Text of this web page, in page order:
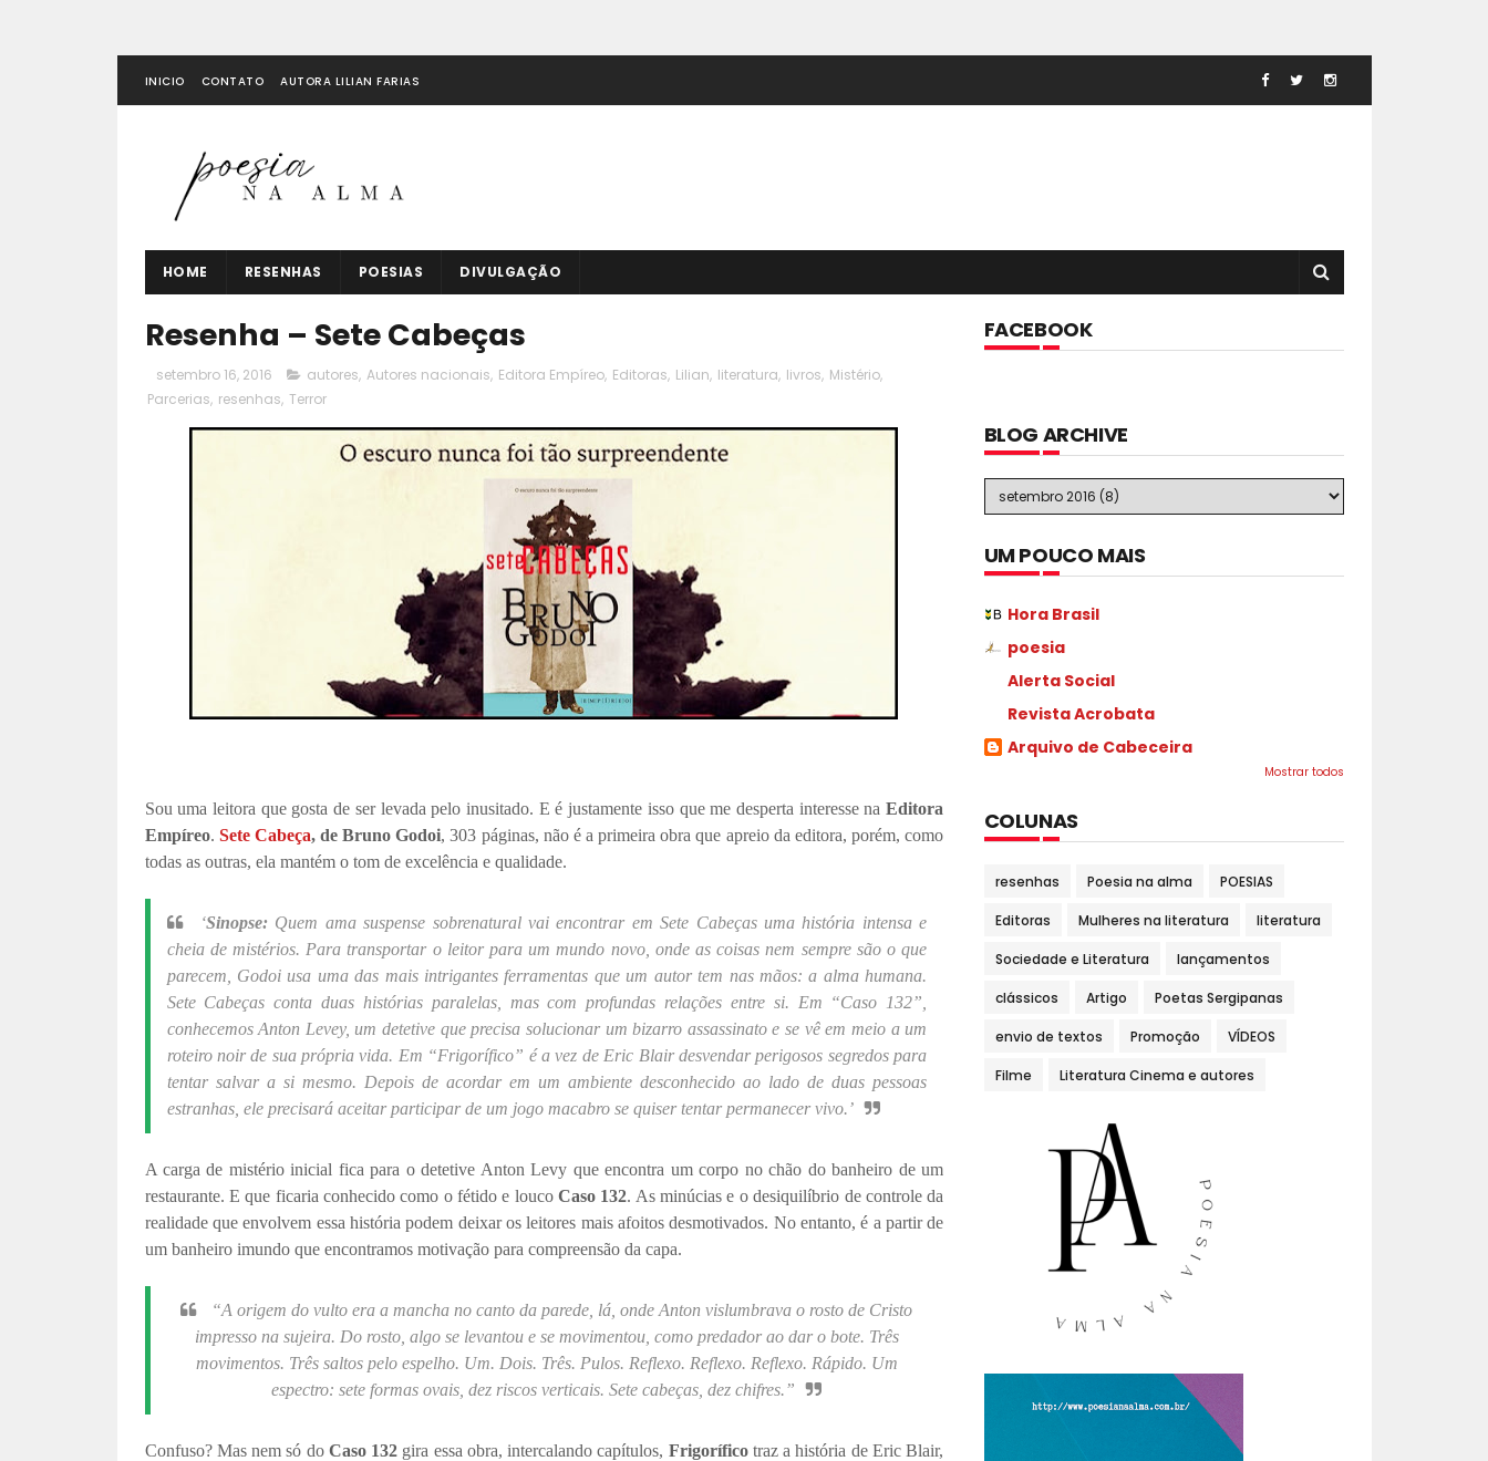
INICIO CONTATO AUTORA LILIAN FARIAS
HOME RESENHAS POESIAS DIVULGAÇÃO
Resenha – Sete Cabeças
setembro 16, 2016 autores, Autores nacionais, Editora Empíreo, Editoras, Lilian, literatura, livros, Mistério,
Parcerias, resenhas, Terror
Sou uma leitora que gosta de ser levada pelo inusitado. E é justamente isso que me desperta interesse naEditora
Empíreo. Sete Cabeça, de Bruno Godoi, 303 páginas, não é a primeira obra que apreio da editora, porém, como
todas as outras, ela mantém o tom de excelência e qualidade.
‘Sinopse: Quem ama suspense sobrenatural vai encontrar em Sete Cabeças uma história intensa e
cheia de mistérios. Para transportar o leitor para um mundo novo, onde as coisas nem sempre são o que
parecem, Godoi usa uma das mais intrigantes ferramentas que um autor tem nas mãos: a alma humana.
Sete Cabeças conta duas histórias paralelas, mas com profundas relações entre si. Em “Caso 132”,
conhecemos Anton Levey, um detetive que precisa solucionar um bizarro assassinato e se vê em meio a um
roteiro noir de sua própria vida. Em “Frigorífico” é a vez de Eric Blair desvendar perigosos segredos para
tentar salvar a si mesmo. Depois de acordar em um ambiente desconhecido ao lado de duas pessoas
estranhas, ele precisará aceitar participar de um jogo macabro se quiser tentar permanecer vivo.’
A carga de mistério inicial fica para o detetive Anton Levy que encontra um corpo no chão do banheiro de um
restaurante. E que ficaria conhecido como o fétido e loucoCaso 132. As minúcias e o desiquilíbrio de controle da
realidade que envolvem essa história podem deixar os leitores mais afoitos desmotivados. No entanto, é a partir de
um banheiro imundo que encontramos motivação para compreensão da capa.
“A origem do vulto era a mancha no canto da parede, lá, onde Anton vislumbrava o rosto de Cristo
impresso na sujeira. Do rosto, algo se levantou e se movimentou, como predador ao dar o bote. Três
movimentos. Três saltos pelo espelho. Um. Dois. Três. Pulos. Reflexo. Reflexo. Reflexo. Rápido. Um
espectro: sete formas ovais, dez riscos verticais. Sete cabeças, dez chifres.”
Confuso? Mas nem só do Caso 132 gira essa obra, intercalando capítulos, Frigoríficotraz a história de Eric Blair,
FACEBOOK
BLOG ARCHIVE
UM POUCO MAIS
Hora Brasil
poesia
Alerta Social
Revista Acrobata
Arquivo de Cabeceira
Mostrar todos
COLUNAS
resenhas Poesia na alma POESIAS
Editoras Mulheres na literatura literatura
Sociedade e Literatura lançamentos
clássicos Artigo Poetas Sergipanas
envio de textos Promoção VÍDEOS
Filme Literatura Cinema e autores